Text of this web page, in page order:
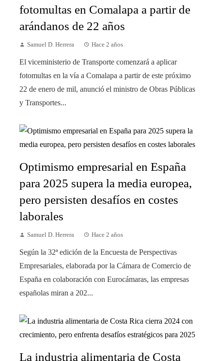
fotomultas en Comalapa a partir de
arándanos de 22 años
Samuel D. Herrera Hace 2 años
El viceministerio de Transporte comenzará a aplicar
fotomultas en la vía a Comalapa a partir de este próximo
22 de enero de mil, anunció el ministro de Obras Públicas
y Transportes...
Optimismo empresarial en España
para 2025 supera la media europea,
pero persisten desafíos en costes
laborales
Samuel D. Herrera Hace 2 años
Según la 32ª edición de la Encuesta de Perspectivas
Empresariales, elaborada por la Cámara de Comercio de
España en colaboración con Eurocámaras, las empresas
españolas miran a 202...
La industria alimentaria de Costa